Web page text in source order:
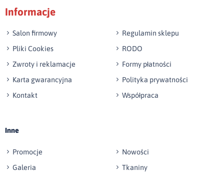
Wyślij opinię
Informacje
Salon firmowy
Regulamin sklepu
Pliki Cookies
RODO
Zwroty i reklamacje
Formy płatności
Karta gwarancyjna
Polityka prywatności
Kontakt
Współpraca
Inne
Promocje
Nowości
Galeria
Tkaniny